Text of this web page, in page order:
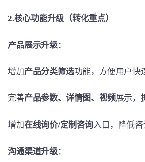
2.核心功能升级（转化重点）
产品展示升级：
增加产品分类筛选功能，方便用户快
完善产品参数、详情图、视频展示，
增加在线询价/定制咨询入口，降低咨
沟通渠道升级：